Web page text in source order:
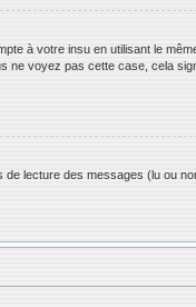
à votre insu en utilisant le
voyez pas cette case, cela
lecture des messages (lu ou